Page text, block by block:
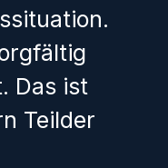
Das ist
Teilder